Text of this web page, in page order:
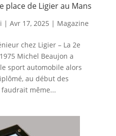
place de Ligier au Mans
| Avr 17, 2025 | Magazine
chez Ligier – La 2e
Michel Beaujon a
sport automobile alors
au début des
faudrait même...